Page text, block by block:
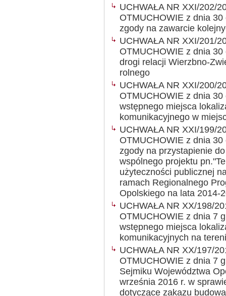
UCHWAŁA NR XXI/202/
OTMUCHOWIE z dnia
zgody na zawarcie
UCHWAŁA NR XXI/201/
OTMUCHOWIE z dnia
drogi relacji Wierzbno-
rolnego
UCHWAŁA NR XXI/200/
OTMUCHOWIE z dnia
wstępnego miejsca
komunikacyjnego w
UCHWAŁA NR XXI/199/
OTMUCHOWIE z dnia
zgody na przystapienie
wspólnego projektu
użyteczności publicznej
ramach Regionalnego
Opolskiego na lata 2014-
UCHWAŁA NR XX/198/
OTMUCHOWIE z dnia 7
wstępnego miejsca
komunikacyjnych na
UCHWAŁA NR XX/197/
OTMUCHOWIE z dnia 7
Sejmiku Województwa
września 2016 r. w
dotyczące zakazu